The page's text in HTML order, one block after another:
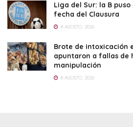
Liga del Sur: la B
fecha del Clausura
8 AGOSTO, 2026
Brote de intoxicación
apuntaron a fallas de
manipulación
8 AGOSTO, 2026